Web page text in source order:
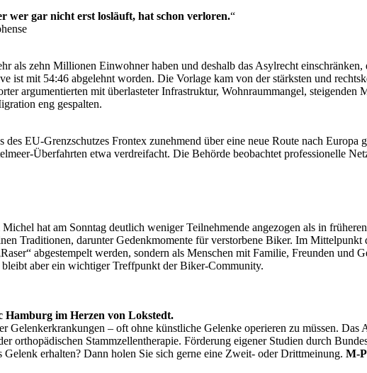
wer gar nicht erst losläuft, hat schon verloren.“
als zehn Millionen Einwohner haben und deshalb das Asylrecht
ist mit 54:46 abgelehnt worden. Die Vorlage kam von der stärksten und
argumentierten mit überlasteter Infrastruktur, Wohnraummangel,
eng gespalten.
EU-Grenzschutzes Frontex zunehmend über eine neue Route nach
Überfahrten etwa verdreifacht. Die Behörde beobachtet professionelle
hat am Sonntag deutlich weniger Teilnehmende angezogen als in
Traditionen, darunter Gedenkmomente für verstorbene Biker. Im
abgestempelt werden, sondern als Menschen mit Familie, Freunden und
aber ein wichtiger Treffpunkt der Biker-Community.
im Herzen von Lokstedt.
Gelenkerkrankungen – oft ohne künstliche Gelenke operieren zu müssen.
orthopädischen Stammzellentherapie. Förderung eigener Studien durch
erhalten? Dann holen Sie sich gerne eine Zweit- oder Drittmeinung. M-